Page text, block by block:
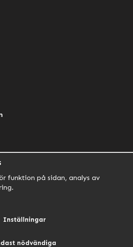
NORDIK HUNTNORDIK OUTDOOR
funktion på sidan, analys av
Inställningar
nödvändiga